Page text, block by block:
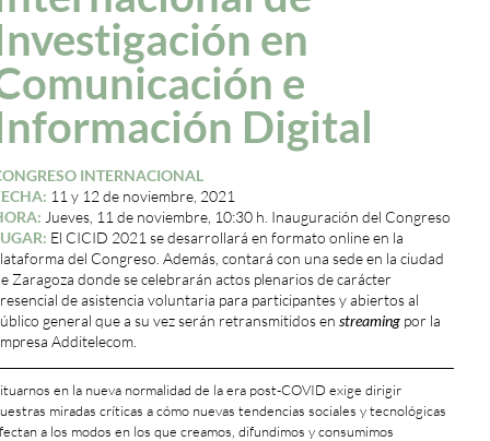
en
e
Digital
INTERNACIONAL
11 y 12 de noviembre, 2021
Jueves, 11 de noviembre, 10:30 h. Inauguración del Congreso
El CICID 2021 se desarrollará en formato online en la
del Congreso. Además, contará con una sede en la ciudad
Zaragoza donde se celebrarán actos plenarios de carácter
de asistencia voluntaria para participantes y abiertos al
general que a su vez serán retransmitidos en streaming por la
Additelecom.
en la nueva normalidad de la era post-COVID exige dirigir
miradas críticas a cómo nuevas tendencias sociales y tecnológicas
a los modos en los que creamos, difundimos y consumimos